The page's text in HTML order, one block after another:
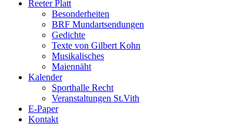
Reeter Platt
Besonderheiten
BRF Mundartsendungen
Gedichte
Texte von Gilbert Kohn
Musikalisches
Maiennäht
Kalender
Sporthalle Recht
Veranstaltungen St.Vith
E-Paper
Kontakt